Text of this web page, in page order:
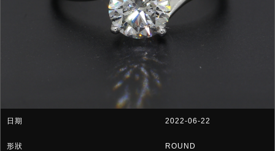
2022-06-22
ROUND